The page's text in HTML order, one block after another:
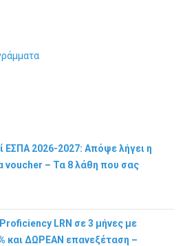
ΕΣΠΑ 2026-2027: Απόψε λήγει η
voucher – Τα 8 λάθη που σας
LRN σε 3 μήνες με
και ΔΩΡΕΑΝ επανεξέταση –